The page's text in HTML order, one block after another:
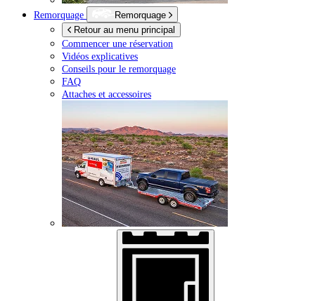
Remorquage
Remorquage
Retour au menu principal
Commencer une réservation
Vidéos explicatives
Conseils pour le remorquage
FAQ
Attaches et accessoires